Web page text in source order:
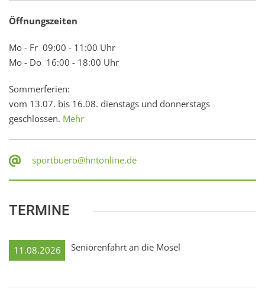
Öffnungszeiten
Mo - Fr 09:00 - 11:00 Uhr
Mo - Do 16:00 - 18:00 Uhr
Sommerferien:
vom 13.07. bis 16.08. dienstags und donnerstags
geschlossen. Mehr
sportbuero@hntonline.de
TERMINE
11.08.2026 Seniorenfahrt an die Mosel